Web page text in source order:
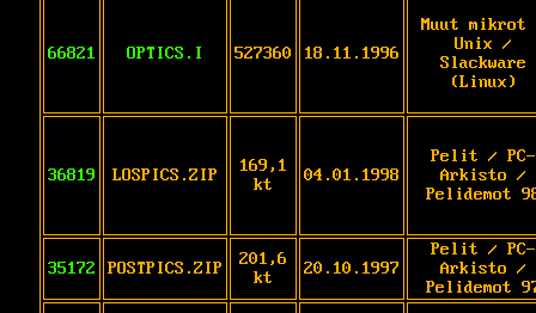
66821 OPTICS.I 527360 18.11.1996
Muut
Unix /
Slackware
(Linux)
36819 LOSPICS.ZIP
169,1
kt
04.01.1998
Pelit / PC-
Arkisto /
Pelidemot
35172 POSTPICS.ZIP
201,6
kt
20.10.1997
Pelit / PC-
Arkisto /
Pelidemot